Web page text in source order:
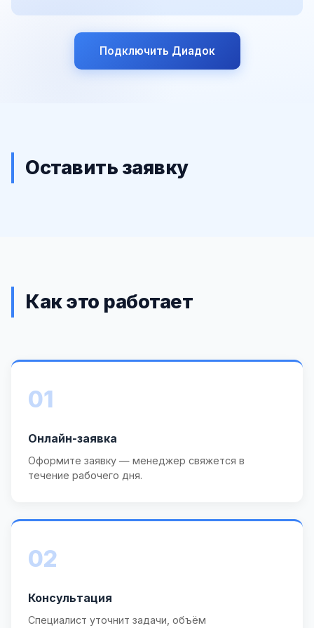
Подключить Диадок
Оставить заявку
Как это работает
01
Онлайн-заявка
Оформите заявку — менеджер свяжется в
течение рабочего дня.
02
Консультация
Специалист уточнит задачи, объём